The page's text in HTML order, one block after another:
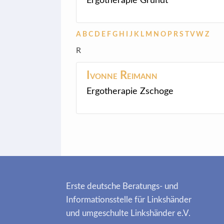
A B C D E F G H J K L M N O P R S TV W Z
R
Ivonne Reimann
Ergotherapie Zschoge
Erste deutsche Beratungs- und
Informationsstelle für Linkshänder
und umgeschulte Linkshänder e.V.